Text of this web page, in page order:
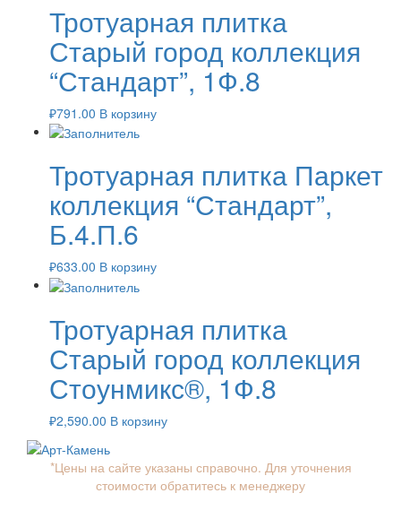
Тротуарная плитка
Старый город коллекция
“Стандарт”, 1Ф.8
₽791.00 В корзину
Тротуарная плитка Паркет
коллекция “Стандарт”,
Б.4.П.6
₽633.00 В корзину
Тротуарная плитка
Старый город коллекция
Стоунмикс®, 1Ф.8
₽2,590.00 В корзину
*Цены на сайте указаны справочно. Для уточнения
стоимости обратитесь к менеджеру